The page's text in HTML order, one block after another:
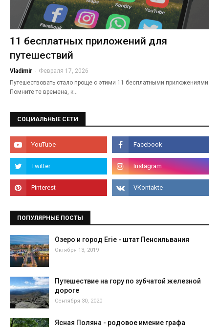
11 бесплатных приложений для
путешествий
Vladimir - Февраля 17, 2026
Путешествовать стало проще с этими 11 бесплатными приложениями
Помните те времена, к…
СОЦИАЛЬНЫЕ СЕТИ
ПОПУЛЯРНЫЕ ПОСТЫ
Озеро и город Erie - штат Пенсильвания
Октября 13, 2019
Путешествие на гору по зубчатой железной
дороге
Сентября 30, 2020
Ясная Поляна - родовое имение графа